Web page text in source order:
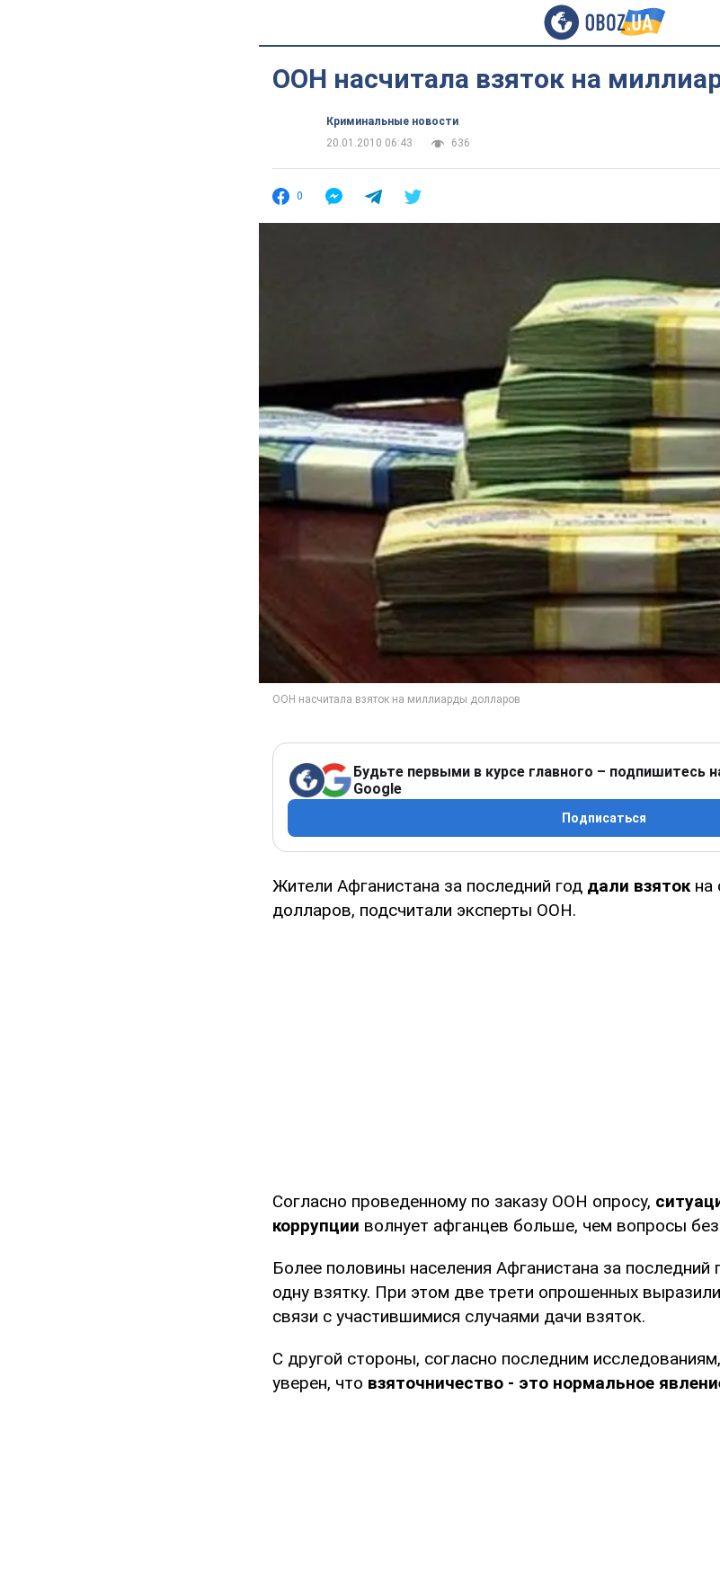
ООН насчитала взяток на
Криминальные новости
20.01.2010 06:43
636
0
Будьте первыми в курсе главного – подпишитесь
Google
Подписаться
Жители Афганистана за последний год дали взятокна
долларов, подсчитали эксперты ООН.
Согласно проведенному по заказу ООН опросу,
коррупции волнует афганцев больше, чем вопросы
Более половины населения Афганистана за последний
одну взятку. При этом две трети опрошенных
связи с участившимися случаями дачи взяток.
С другой стороны, согласно последним
уверен, что взяточничество - это нормальное